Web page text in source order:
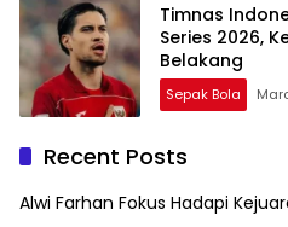
Timnas
Series 2026,
Belakang
Sepak Bola
Recent Posts
Alwi Farhan Fokus Hadapi